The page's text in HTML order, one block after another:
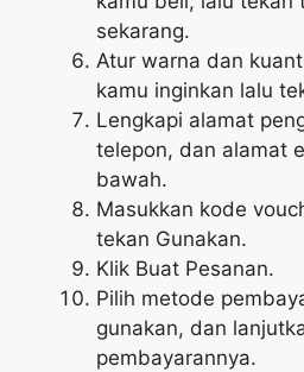
sekarang.
Atur warna dan
kamu inginkan lalu
Lengkapi alamat
telepon, dan alamat
bawah.
Masukkan kode
tekan Gunakan.
Klik Buat Pesanan.
Pilih metode
gunakan, dan
pembayarannya.